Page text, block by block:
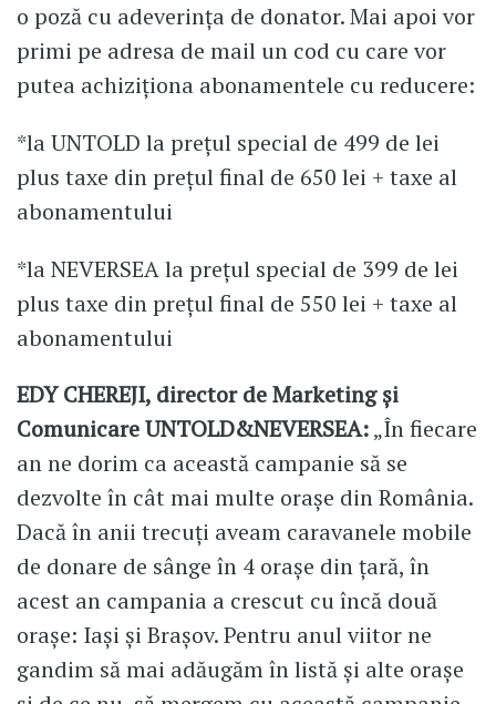
o poză cu adeverința de donator. Mai apoi vor
primi pe adresa de mail un cod cu care vor
putea achiziționa abonamentele cu reducere:
*la UNTOLD la prețul special de 499 de lei
plus taxe din prețul final de 650 lei + taxe al
abonamentului
*la NEVERSEA la prețul special de 399 de lei
plus taxe din prețul final de 550 lei + taxe al
abonamentului
EDY CHEREJI, director de Marketing și
Comunicare UNTOLD&NEVERSEA:„În fiecare
an ne dorim ca această campanie să se
dezvolte în cât mai multe orașe din România.
Dacă în anii trecuți aveam caravanele mobile
de donare de sânge în 4 orașe din țară, în
acest an campania a crescut cu încă două
orașe: Iași și Brașov. Pentru anul viitor ne
gandim să mai adăugăm în listă și alte orașe